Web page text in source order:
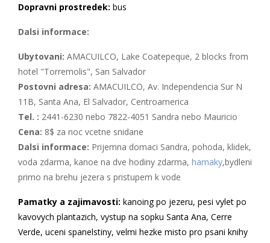
Dopravni prostredek: bus
Dalsi informace:
Ubytovani: AMACUILCO, Lake Coatepeque, 2 blocks from
hotel "Torremolis", San Salvador
Postovni adresa: AMACUILCO, Av. Independencia Sur N
11B, Santa Ana, El Salvador, Centroamerica
Tel. : 2441-6230 nebo 7822-4051 Sandra nebo Mauricio
Cena: 8$ za noc vcetne snidane
Dalsi informace: Prijemna domaci Sandra, pohoda, klidek,
voda zdarma, kanoe na dve hodiny zdarma, hamaky,bydleni
primo na brehu jezera s pristupem k vode
Pamatky a zajimavosti: kanoing po jezeru, pesi vylet po
kavovych plantazich, vystup na sopku Santa Ana, Cerre
Verde, uceni spanelstiny, velmi hezke misto pro psani knihy